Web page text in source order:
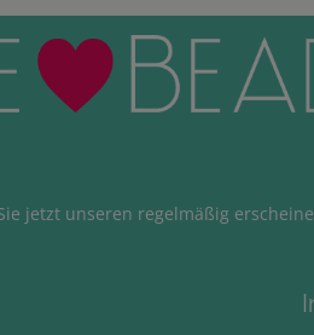
jetzt unseren regelmäßig